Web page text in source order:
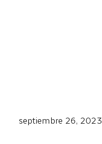
septiembre 26, 2023